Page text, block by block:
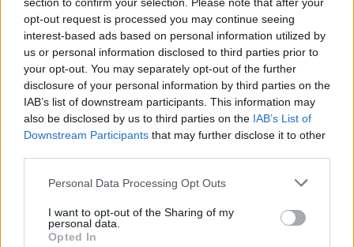
opt-out request is processed you may continue seeing
interest-based ads based on personal information utilized by
us or personal information disclosed to third parties prior to
your opt-out. You may separately opt-out of the further
disclosure of your personal information by third parties on the
IAB’s list of downstream participants. This information may
also be disclosed by us to third parties on the IAB’s List of
Downstream Participants that may further disclose it to other
Personal Data Processing Opt Outs
I want to opt-out of the Sharing of my
personal data.
Opted In
Gamintojai sako, kad paskelbtas „Euro 7“
planas neturi prasmės, nes pagaminti jį
atitinkančius automobilius bus labai brangu.
Per tokį trumpą laiką, kol galios šios normos,
tai yra, per 10 metų, šios investicijos niekaip
neatsipirks arba nauji automobiliai turės
smarkiai pabrangti, o tai smarkiai kirs per
pirkėjų kišenę.